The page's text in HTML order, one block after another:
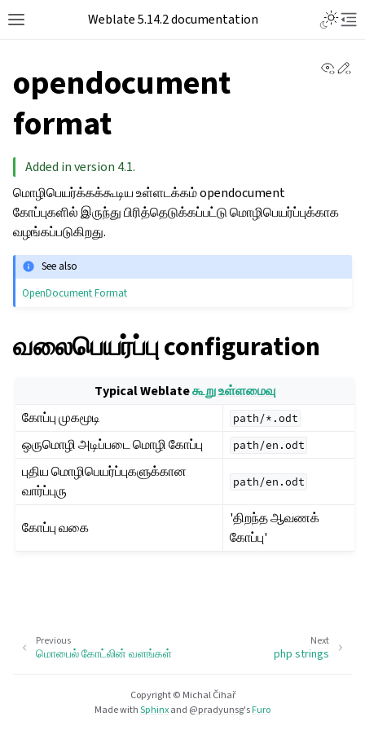
Weblate 5.14.2 documentation
opendocument
format
Added in version 4.1.
மொழிபெயர்க்கக்கூடிய உள்ளடக்கம் opendocument
கோப்புகளில் இருந்து பிரித்தெடுக்கப்பட்டு மொழிபெயர்ப்புக்காக
வழங்கப்படுகிறது.
See also
OpenDocument Format
வலைபெயர்ப்பு configuration
Typical Weblateகூறு உள்ளமைவு
கோப்பு முகமூடி
path/*.odt
ஒருமொழி அடிப்படை மொழி கோப்பு path/en.odt
புதிய மொழிபெயர்ப்புகளுக்கான
வார்ப்புரு
path/en.odt
கோப்பு வகை
'திறந்த ஆவணக்
கோப்பு'
Next
php strings
Previous
மொபைல் கோட்லின் வளங்கள்
Copyright © Michal Čihař
Made withSphinxand @pradyunsg'sFuro